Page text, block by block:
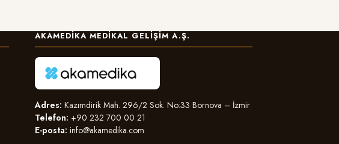
AKAMEDIKA MEDIKAL GELIŞIM A.Ş.
Adres: Kazımdirik Mah. 296/2 Sok. No:33 Bornova – İzmir
Telefon: +90 232 700 00 21
E-posta: info@akamedika.com